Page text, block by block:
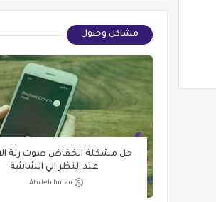
مشاكل وحلول
حل مشكلة انخفاض صوت رنة
عند النظر الي الشاشة
Abdelrhman